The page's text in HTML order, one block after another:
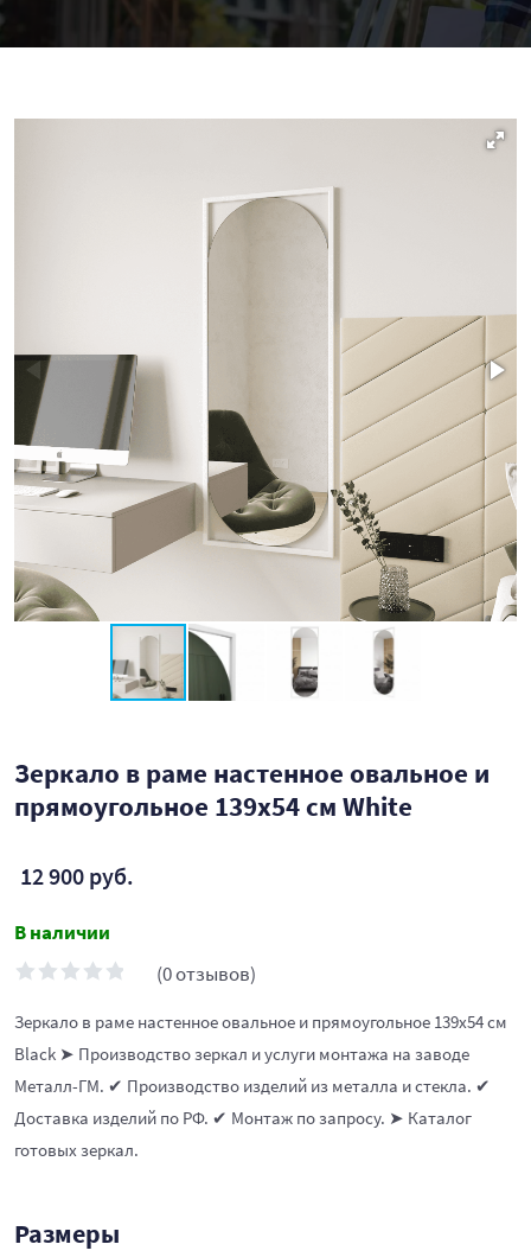
Зеркало в раме настенное овальное и
прямоугольное 139х54 см White
12 900 руб.
В наличии
(0 отзывов)
Зеркало в раме настенное овальное и прямоугольное 139х54 см
Black ➤ Производство зеркал и услуги монтажа на заводе
Металл-ГМ. ✔ Производство изделий из металла и стекла. ✔
Доставка изделий по РФ. ✔ Монтаж по запросу. ➤ Каталог
готовых зеркал.
Размеры